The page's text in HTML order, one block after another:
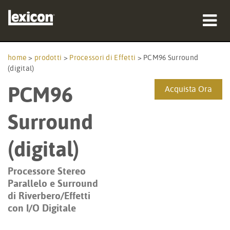
professionisti
Casi di studio
formazione
supporto
home > prodotti > Processori di Effetti > PCM96 Surround
(digital)
PCM96
Surround
(digital)
Processore Stereo
Parallelo e Surround
di Riverbero/Effetti
con I/O Digitale
Acquista Ora